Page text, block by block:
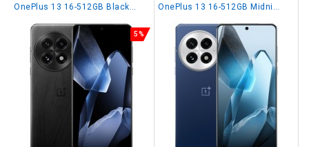
OnePlus 13 16-512GB Black Eclipse IN
5%
OnePlus 13 16-512GB Midnight Ocean EU